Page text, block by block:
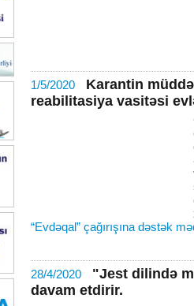
1/5/2020
Karantin
reabilitasiya vasitəsi
“Evdəqal” çağırışına dəstək
28/4/2020
"Jest dilində
davam etdirir.